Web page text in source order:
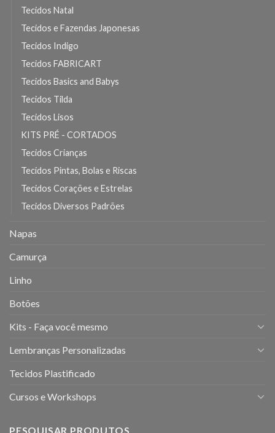
Tecidos Natal
Tecidos e Fazendas Japonesas
Tecidos Indigo
Tecidos FABRICART
Tecidos Basics and Babys
Tecidos Tilda
Tecidos Lisos
KITS PRÉ - CORTADOS
Tecidos Crianças
Tecidos Pintas, Bolas e Riscas
Tecidos Corações e Estrelas
Tecidos Diversos Padrões
Napas
Camurça
Linho
Botões
Kits - Faça você mesmo
Lembranças Personalizadas
Tecidos Plastificado
Cursos e Workshops
PESQUISAR PRODUTOS